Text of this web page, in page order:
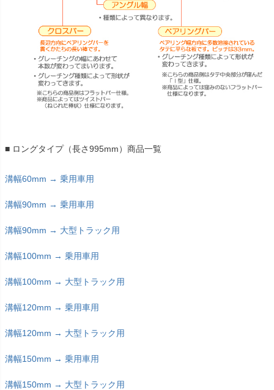
■ ロングタイプ（長さ995mm）商品一覧
溝幅60mm → 乗用車用
溝幅90mm → 乗用車用
溝幅90mm → 大型トラック用
溝幅100mm → 乗用車用
溝幅100mm → 大型トラック用
溝幅120mm → 乗用車用
溝幅120mm → 大型トラック用
溝幅150mm → 乗用車用
溝幅150mm → 大型トラック用